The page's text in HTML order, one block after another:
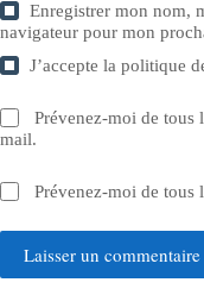
Enregistrer mon nom,
navigateur pour mon
J’accepte lapolitique
Prévenez-moi de tous
mail.
Prévenez-moi de tous
Laisser un commentaire